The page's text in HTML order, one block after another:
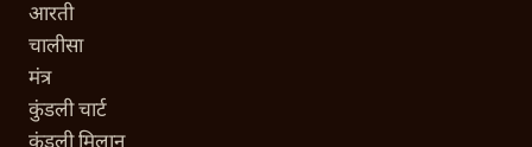
आरती
चालीसा
मंत्र
कुंडली चार्ट